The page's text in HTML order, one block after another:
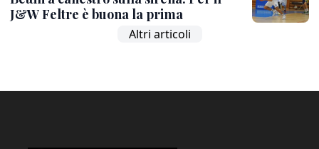
J&W Feltre è buona la prima
Altri articoli